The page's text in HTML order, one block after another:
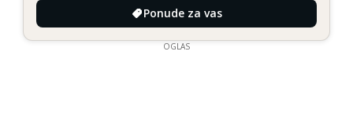
Ponude za vas
OGLAS